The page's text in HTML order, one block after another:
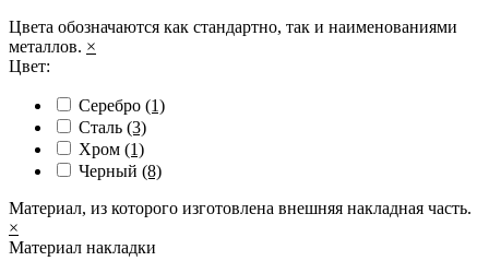
Цвета обозначаются как стандартно, так и наименованиями
металлов. ×
Цвет:
Серебро (1)
Сталь (3)
Хром (1)
Черный (8)
Материал, из которого изготовлена внешняя накладная часть.
×
Материал накладки